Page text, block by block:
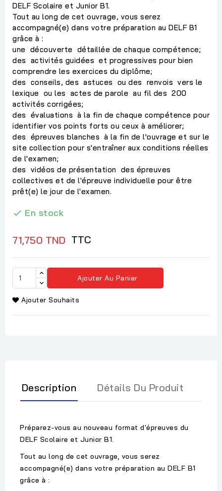
DELF Scolaire et Junior B1.
Tout au long de cet ouvrage, vous serez
accompagné(e) dans votre préparation au DELF B1
grâce à :
une découverte détaillée de chaque compétence;
des activités guidées et progressives pour bien
comprendre les exercices du diplôme;
des conseils, des astuces ou des renvois vers le
lexique ou les actes de parole au fil des 200
activités corrigées;
des évaluations à la fin de chaque compétence pour
identifier vos points forts ou ceux à améliorer;
des épreuves blanches à la fin de l'ouvrage et sur le
site collection pour s'entraîner aux conditions réelles
de l'examen;
des vidéos de présentation des épreuves
collectives et de l'épreuve individuelle pour être
prêt(e) le jour de l'examen.
 En stock
71,750 TND TTC
Ajouter Au Panier
Ajouter Souhaits
Description Détails Du Produit
Préparez-vous au nouveau format d'épreuves du
DELF Scolaire et Junior B1.
Tout au long de cet ouvrage, vous serez
accompagné(e) dans votre préparation au DELF B1
grâce à :